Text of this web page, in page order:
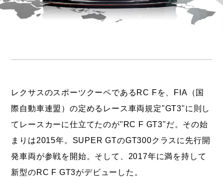
レクサスのスポーツクーペであるRC Fを、FIA（国
際自動車連盟）の定めるレース車両規定"GT3"に則し
てレースカーに仕立てたのが"RC F GT3"だ。その始
まりは2015年。SUPER GTのGT300クラスに先行開
発車両が参戦を開始。そして、2017年に満を持して
新型のRC F GT3がデビューした。